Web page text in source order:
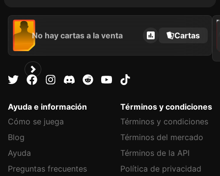
No hay cartas a la venta Cartas
2024
Ayuda e información
Cómo se juega
Blog
Ayuda
Preguntas frecuentes
Términos y condiciones
Términos y condiciones
Términos del mercado
Términos de la API
Política de privacidad